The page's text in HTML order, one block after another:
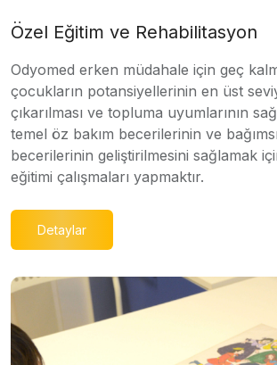
Özel Eğitim ve Rehabilitasyon
Odyomed erken müdahale için geç
çocukların potansiyellerinin en üst
çıkarılması ve topluma uyumlarının
temel öz bakım becerilerinin ve
becerilerinin geliştirilmesini sağlamak
eğitimi çalışmaları yapmaktır.
Detaylar